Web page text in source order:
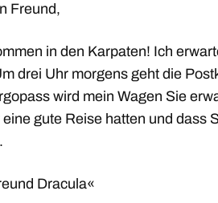
Freund,
in den Karpaten! Ich
drei Uhr morgens geht die
wird mein Wagen Sie
eine gute Reise hatten und dass
Dracula«